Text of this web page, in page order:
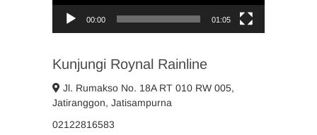
00:00 01:05
Kunjungi Roynal Rainline
Jl. Rumakso No. 18A RT 010 RW 005,
Jatiranggon, Jatisampurna
02122816583